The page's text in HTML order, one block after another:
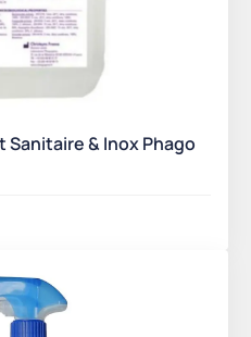
& Inox Phago